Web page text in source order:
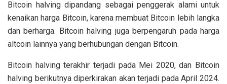
Bitcoin halving dipandang sebagai penggerak alami untuk
kenaikan harga Bitcoin, karena membuat Bitcoin lebih langka
dan berharga. Bitcoin halving juga berpengaruh pada harga
altcoin lainnya yang berhubungan dengan Bitcoin.
Bitcoin halving terakhir terjadi pada Mei 2020, dan Bitcoin
halving berikutnya diperkirakan akan terjadi pada April 2024.